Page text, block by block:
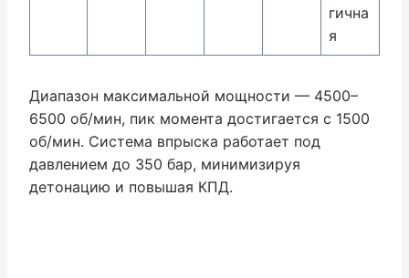
гична
я
Диапазон максимальной мощности — 4500–
6500 об/мин, пик момента достигается с 1500
об/мин. Система впрыска работает под
давлением до 350 бар, минимизируя
детонацию и повышая КПД.